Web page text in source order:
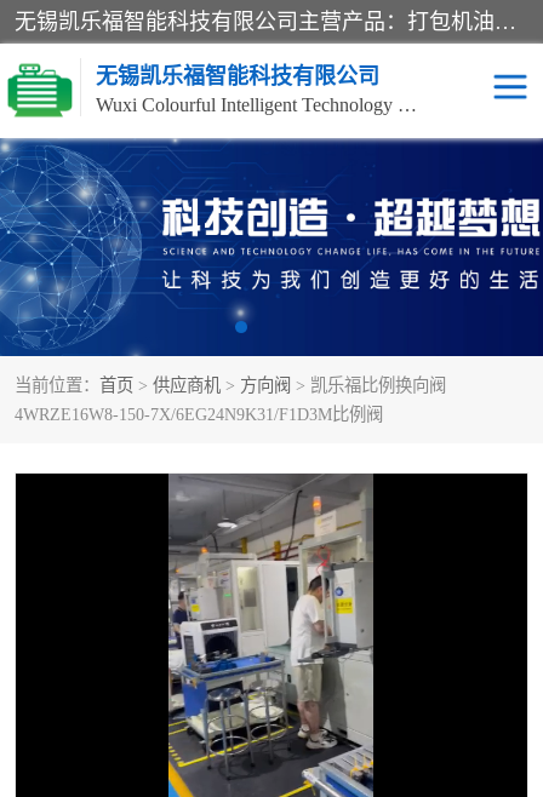
无锡凯乐福智能科技有限公司主营产品：打包机油泵、风冷式油冷却器、液压阀、液压泵、冷却器、过滤器及气动元器件。公司主导生产齿轮泵、齿轮马达、液压阀等产品。共计100多个系列、3000余种规格。覆盖了液压系统的动力元件、控制元件和执行元件，具备较强的成套供货、服务能力。
无锡凯乐福智能科技有限公司
Wuxi Colourful Intelligent Technology Co., Ltd
当前位置： 首页 > 供应商机 > 方向阀 > 凯乐福比例换向阀
4WRZE16W8-150-7X/6EG24N9K31/F1D3M比例阀
齿轮泵 机床冷却泵
风冷式油冷却器 叶片泵
液压马达
柱塞泵 方向阀
电机
列管式油冷却器